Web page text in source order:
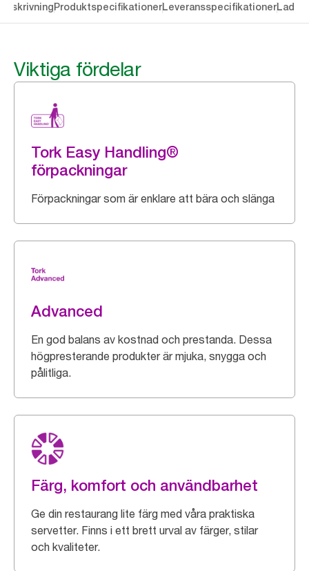
ProduktspecifikationerLeveransspecifikationerLadda
Viktiga fördelar
Tork Easy Handling®
förpackningar
Förpackningar som är enklare att bära och slänga
Advanced
En god balans av kostnad och prestanda. Dessa
högpresterande produkter är mjuka, snygga och
pålitliga.
Färg, komfort och användbarhet
Ge din restaurang lite färg med våra praktiska
servetter. Finns i ett brett urval av färger, stilar
och kvaliteter.